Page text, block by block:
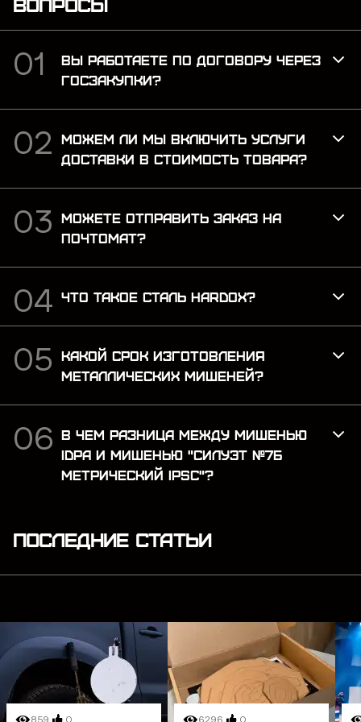
ВОПРОСЫ
ВЫ РАБОТАЕТЕ ПО ДОГОВОРУ ЧЕРЕЗ
ГОСЗАКУПКИ?
МОЖЕМ ЛИ МЫ ВКЛЮЧИТЬ УСЛУГИ
ДОСТАВКИ В СТОИМОСТЬ ТОВАРА?
МОЖЕТЕ ОТПРАВИТЬ ЗАКАЗ НА
ПОЧТОМАТ?
ЧТО ТАКОЕ СТАЛЬ HARDOX?
КАКОЙ СРОК ИЗГОТОВЛЕНИЯ
МЕТАЛЛИЧЕСКИХ МИШЕНЕЙ?
В ЧЕМ РАЗНИЦА МЕЖДУ МИШЕНЬЮ
IDPA И МИШЕНЬЮ "СИЛУЭТ №7Б
МЕТРИЧЕСКИЙ IPSC"?
ПОСЛЕДНИЕ СТАТЬИ
859 0 6296 0